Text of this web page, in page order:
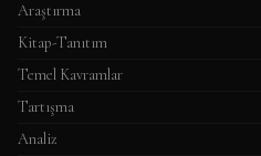
Araştırma
Kitap-Tanıtım
Temel Kavramlar
Tartışma
Analiz